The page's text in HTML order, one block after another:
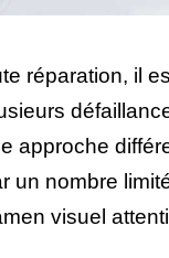
réparation, il
approche
un nombre
visuel